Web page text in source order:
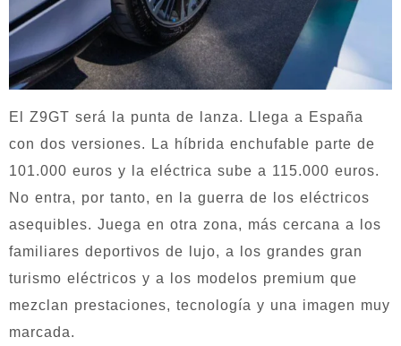
El Z9GT será la punta de lanza. Llega a España
con dos versiones. La híbrida enchufable parte de
101.000 euros y la eléctrica sube a 115.000 euros.
No entra, por tanto, en la guerra de los eléctricos
asequibles. Juega en otra zona, más cercana a los
familiares deportivos de lujo, a los grandes gran
turismo eléctricos y a los modelos premium que
mezclan prestaciones, tecnología y una imagen muy
marcada.